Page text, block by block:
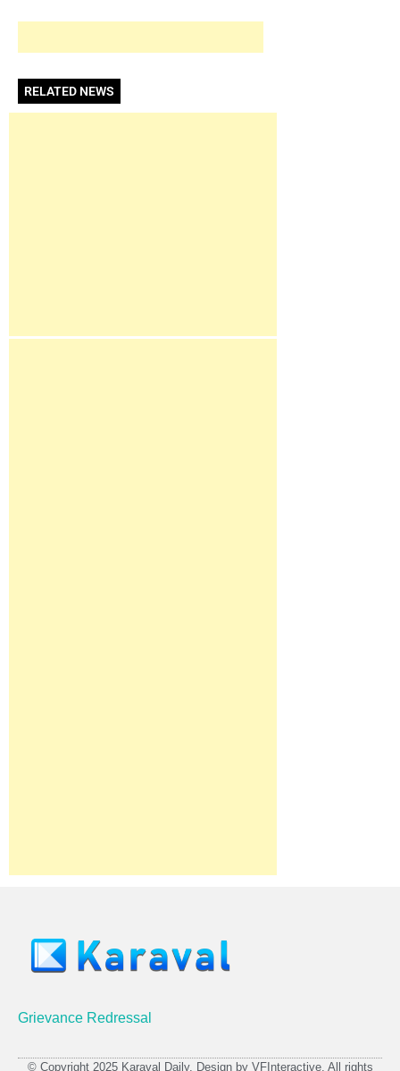
RELATED NEWS
Grievance Redressal
© Copyright 2025 Karaval Daily. Design by VFInteractive. All rights